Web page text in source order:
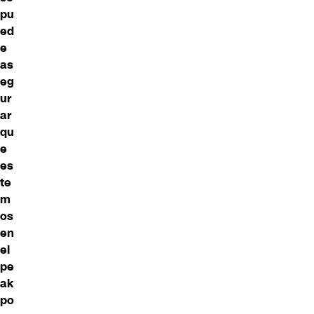
pu
ed
e
as
eg
ur
ar
qu
e
es
te
m
os
en
el
pe
ak
po